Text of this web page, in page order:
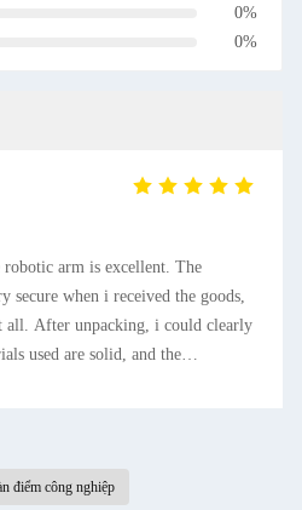
0%
0%
arm is excellent. The
secure when i received the goods,
all. After unpacking, i could clearly
used are solid, and the
both pictures and texts, which is
It didn& # 39;t take long to
điểm công nghiệp